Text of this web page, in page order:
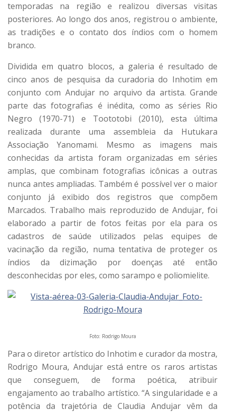
temporadas na região e realizou diversas visitas
posteriores. Ao longo dos anos, registrou o ambiente,
as tradições e o contato dos índios com o homem
branco.
Dividida em quatro blocos, a galeria é resultado de
cinco anos de pesquisa da curadoria do Inhotim em
conjunto com Andujar no arquivo da artista. Grande
parte das fotografias é inédita, como as séries Rio
Negro (1970-71) e Toototobi (2010), esta última
realizada durante uma assembleia da Hutukara
Associação Yanomami. Mesmo as imagens mais
conhecidas da artista foram organizadas em séries
amplas, que combinam fotografias icônicas a outras
nunca antes ampliadas. Também é possível ver o maior
conjunto já exibido dos registros que compõem
Marcados. Trabalho mais reproduzido de Andujar, foi
elaborado a partir de fotos feitas por ela para os
cadastros de saúde utilizados pelas equipes de
vacinação da região, numa tentativa de proteger os
índios da dizimação por doenças até então
desconhecidas por eles, como sarampo e poliomielite.
Foto: Rodrigo Moura
Para o diretor artístico do Inhotim e curador da mostra,
Rodrigo Moura, Andujar está entre os raros artistas
que conseguem, de forma poética, atribuir
engajamento ao trabalho artístico. “A singularidade e a
potência da trajetória de Claudia Andujar vêm da